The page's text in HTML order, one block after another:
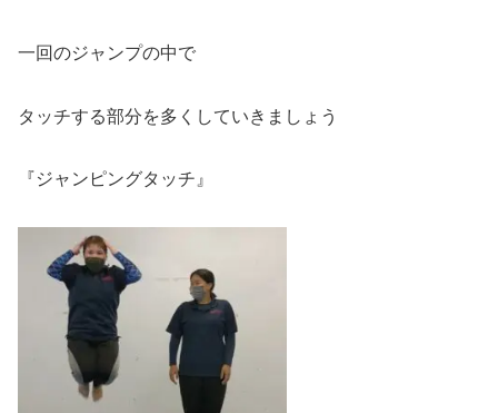
一回のジャンプの中で
タッチする部分を多くしていきましょう
『ジャンピングタッチ』